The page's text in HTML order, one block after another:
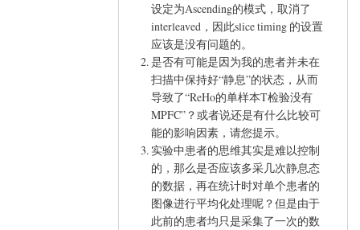
设定为Ascending的模式，取消了
interleaved，因此slice timing 的设置
应该是没有问题的。
是否有可能是因为我的患者并未在
扫描中保持好“静息”的状态，从而
导致了“ReHo的单样本T检验没有
MPFC”？或者说还是有什么比较可
能的影响因素，请您提示。
实验中患者的思维其实是难以控制
的，那么是否应该多采几次静息态
的数据，再在统计时对单个患者的
图像进行平均化处理呢？但是由于
此前的患者均只是采集了一次的数